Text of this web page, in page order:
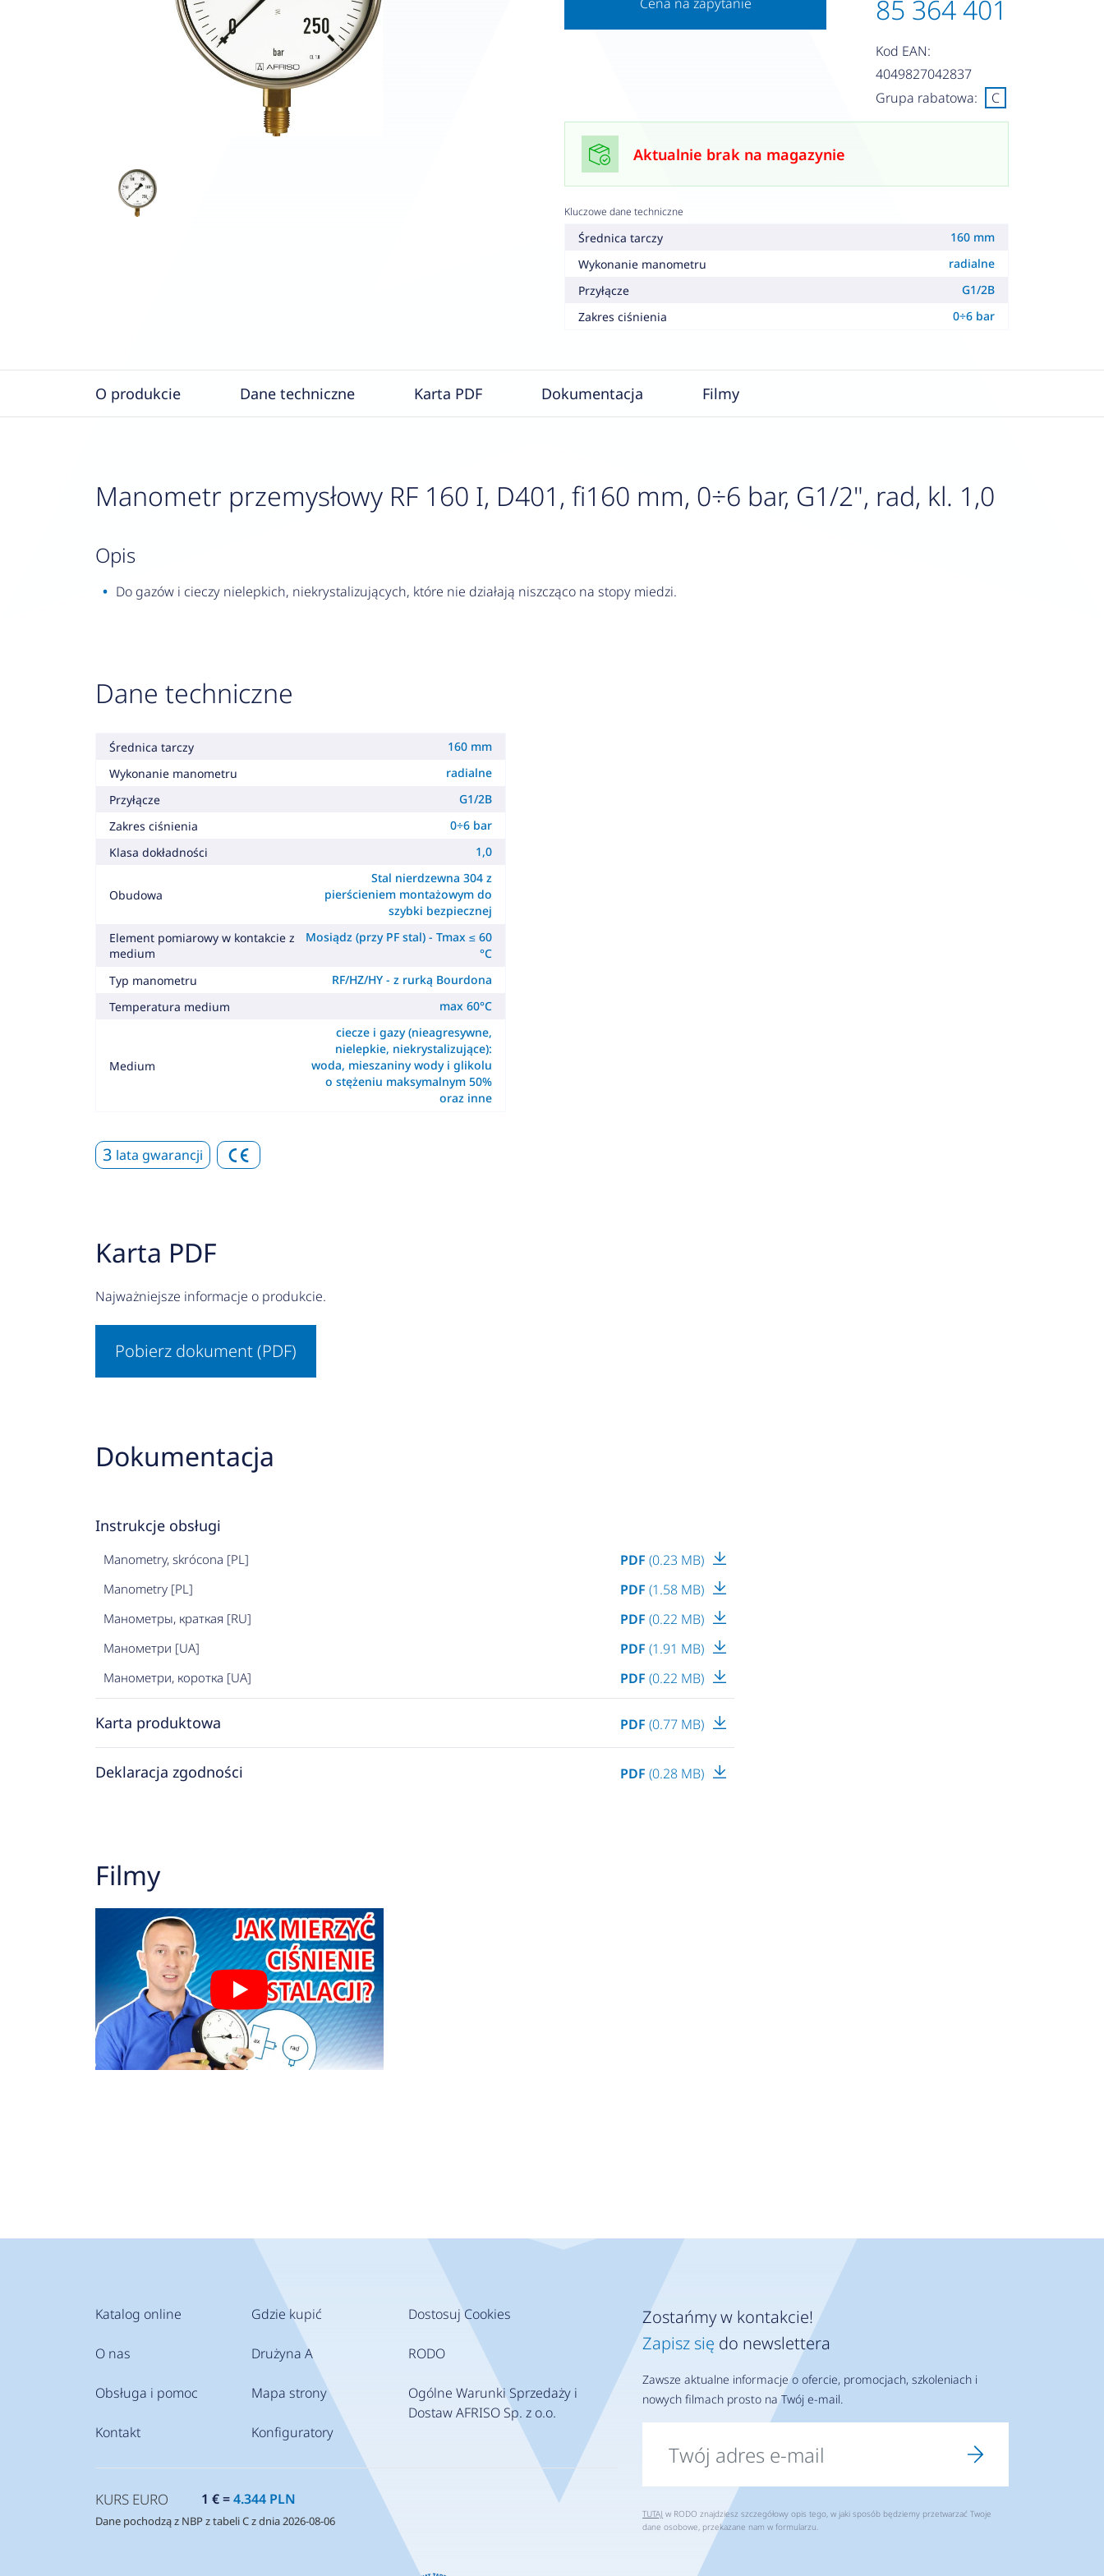
85 364 401
Kod EAN:
4049827042837
Grupa rabatowa:
C
Aktualnie brak na magazynie
Kluczowe dane techniczne
Średnica tarczy
160 mm
Wykonanie manometru
radialne
Przyłącze
G1/2B
Zakres ciśnienia
0÷6 bar
O produkcie Dane techniczne Karta PDF Dokumentacja Filmy
Manometr przemysłowy RF 160 I, D401, fi160 mm, 0÷6 bar, G1/2", rad, kl. 1,0
opis
Do gazów i cieczy nielepkich, niekrystalizujących, które nie działają niszcząco na stopy miedzi.
Dane techniczne
Średnica tarczy
160 mm
Wykonanie manometru
radialne
Przyłącze
G1/2B
Zakres ciśnienia
0÷6 bar
Klasa dokładności
1,0
Obudowa
Stal nierdzewna 304 z
pierścieniem montażowym do
szybki bezpiecznej
Element pomiarowy w kontakcie z
medium
Mosiądz (przy PF stal) - Tmax ≤ 60
°C
Typ manometru
RF/HZ/HY - z rurką Bourdona
Temperatura medium
max 60°C
Medium
ciecze i gazy (nieagresywne,
nielepkie, niekrystalizujące):
woda, mieszaniny wody i glikolu
o stężeniu maksymalnym 50%
oraz inne
3 lata gwarancji
Karta PDF
Najważniejsze informacje o produkcie.
Pobierz dokument (PDF)
Dokumentacja
Instrukcje obsługi
Manometry, skrócona [PL] PDF (0.23 MB)
Manometry [PL] PDF (1.58 MB)
Манометры, краткая [RU] PDF (0.22 MB)
Манометри [UA] PDF (1.91 MB)
Манометри, коротка [UA] PDF (0.22 MB)
Karta produktowa PDF (0.77 MB)
Deklaracja zgodności PDF (0.28 MB)
Filmy
Katalog online
O nas
Obsługa i pomoc
Kontakt
Gdzie kupić
Drużyna A
Mapa strony
Konfiguratory
Dostosuj Cookies
RODO
Ogólne Warunki Sprzedaży i
Dostaw AFRISO Sp. z o.o.
Zostańmy w kontakcie!
Zapisz się do newslettera
Zawsze aktualne informacje o ofercie, promocjach, szkoleniach i
nowych filmach prosto na Twój e-mail.
TUTAJ w RODO znajdziesz szczegółowy opis tego, w jaki sposób będziemy przetwarzać Twoje
dane osobowe, przekazane nam w formularzu.
KURS EURO 1 € =4.344 PLN
Dane pochodzą z NBP z tabeli C z dnia 2026-08-06